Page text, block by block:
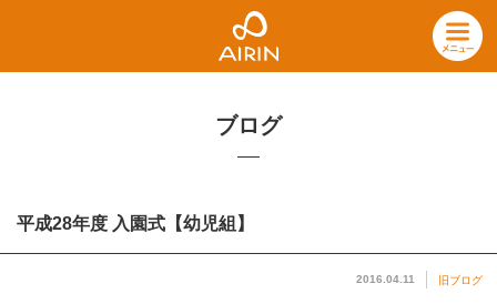
ブログ
平成28年度 入園式【幼児組】
2016.04.11 旧ブログ